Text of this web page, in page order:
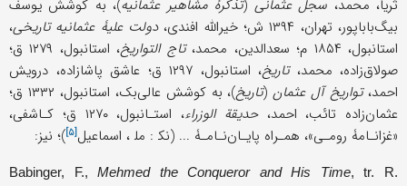
ثریا، محمد، سجل عثمانی (تذکرۀ مشاهیر عثمانیه)، به کوشش یوسف
بیگ‌باباپور، تهران، ۱۳۹۴ ش؛ خیرالله افندی،
دولت علیۀ عثمانیه تاریخی،
استانبول، ۱۸۵۴ م؛ سعدالدین، محمد،
تاج التواریخ
، استانبول، ۱۲۷۹ ق؛
صولاق‌زاده، محمد،تاریخ
، استانبول، ۱۲۹۷ ق؛ عاشق پاشازاده، درویش
احمد،تواریخ آل عثمان (تاریخ
)، به کوشش عالی‌بک، استانبول، ۱۳۳۲ ق؛
عثمان‌زاده تائب، احمد،حدیقة الوزراء
، استـانبول، ۱۲۷۰ ق؛ کـاشفی،
«غزانـامۀ رومـی»، همـراه پایـان‌نـامـۀ ... (نک‍ : مل‍‌ ، اسماعیل[۵] )؛ نیز:
Babinger, F.,Mehmed the Conqueror and His Time, tr. R.